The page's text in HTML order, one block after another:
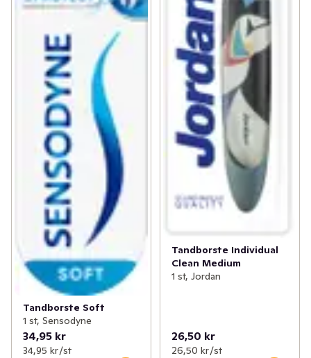
Tandborste Soft
1 st, Sensodyne
34,95 kr
34,95 kr /st
Tandborste Individual
Clean Medium
1 st, Jordan
26,50 kr
26,50 kr /st